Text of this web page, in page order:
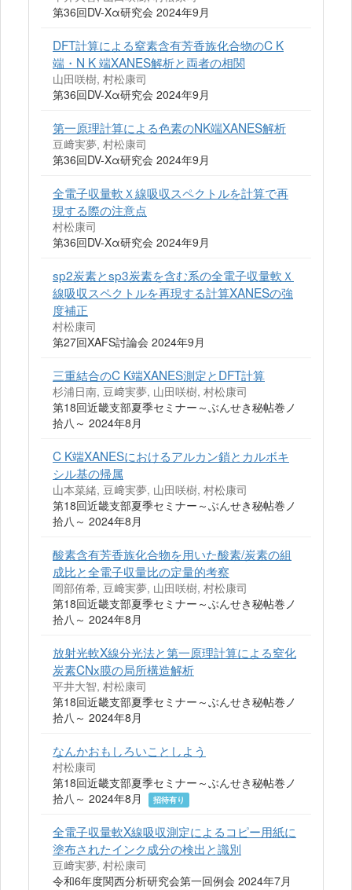
第36回DV-Xα研究会 2024年9月
DFT計算による窒素含有芳香族化合物のC K
端・N K 端XANES解析と両者の相関
山田咲樹, 村松康司
第36回DV-Xα研究会 2024年9月
第一原理計算による色素のNK端XANES解析
豆﨑実夢, 村松康司
第36回DV-Xα研究会 2024年9月
全電子収量軟Ｘ線吸収スペクトルを計算で再
現する際の注意点
村松康司
第36回DV-Xα研究会 2024年9月
sp2炭素とsp3炭素を含む系の全電子収量軟Ｘ
線吸収スペクトルを再現する計算XANESの強
度補正
村松康司
第27回XAFS討論会 2024年9月
三重結合のC K端XANES測定とDFT計算
杉浦日南, 豆﨑実夢, 山田咲樹, 村松康司
第18回近畿支部夏季セミナー～ぶんせき秘帖巻ノ
拾八～ 2024年8月
C K端XANESにおけるアルカン鎖とカルボキ
シル基の帰属
山本菜緒, 豆﨑実夢, 山田咲樹, 村松康司
第18回近畿支部夏季セミナー～ぶんせき秘帖巻ノ
拾八～ 2024年8月
酸素含有芳香族化合物を用いた酸素/炭素の組
成比と全電子収量比の定量的考察
岡部侑希, 豆﨑実夢, 山田咲樹, 村松康司
第18回近畿支部夏季セミナー～ぶんせき秘帖巻ノ
拾八～ 2024年8月
放射光軟X線分光法と第一原理計算による窒化
炭素CNx膜の局所構造解析
平井大智, 村松康司
第18回近畿支部夏季セミナー～ぶんせき秘帖巻ノ
拾八～ 2024年8月
なんかおもしろいことしよう
村松康司
第18回近畿支部夏季セミナー～ぶんせき秘帖巻ノ
拾八～ 2024年8月
招待有り
全電子収量軟X線吸収測定によるコピー用紙に
塗布されたインク成分の検出と識別
豆﨑実夢, 村松康司
令和6年度関西分析研究会第一回例会 2024年7月